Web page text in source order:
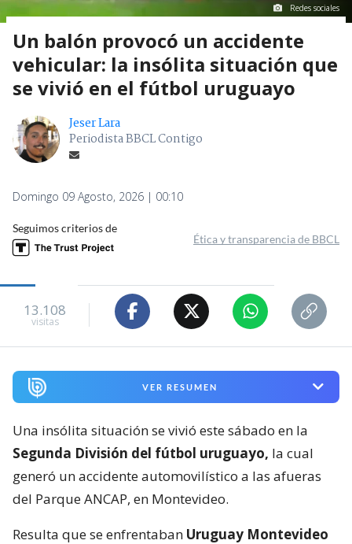
Redes sociales
Un balón provocó un accidente
vehicular: la insólita situación que
se vivió en el fútbol uruguayo
Jeser Lara
Periodista BBCL Contigo
Domingo 09 Agosto, 2026 | 00:10
Seguimos criterios de
Ética y transparencia de BBCL
13.108
visitas
VER RESUMEN
Una insólita situación se vivió este sábado en la
Segunda División del fútbol uruguayo, la cual
generó un accidente automovilístico a las afueras
del Parque ANCAP, en Montevideo.
Resulta que se enfrentaban Uruguay Montevideo